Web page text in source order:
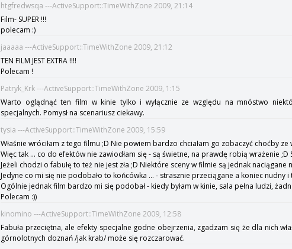
htgfredwsqa ---ActiveSupport::TimeWithZone 2009, 21:14
Film- SUPER !!!
polecam :)
jaaaaa ---ActiveSupport::TimeWithZone 2009, 21:12
TEN FILM JEST EXTRA !!!!
Polecam !
Patryk_Krk ---ActiveSupport::TimeWithZone 2009, 1:15
Warto oglądnąć ten film w kinie tylko i wyłącznie ze względu na mnóstwo
specjalnych. Pomysł na scenariusz ciekawy.
tysia ---ActiveSupport::TimeWithZone 2009, 15:59
Właśnie wróciłam z tego filmu ;D Nie powiem bardzo chciałam go zobaczyć choćby
Więc tak ... co do efektów nie zawiodłam się - są świetne, na prawdę robią wrażenie ;D
Jeżeli chodzi o fabułę to też nie jest zła ;D Niektóre sceny w filmie są jednak
Jedyne co mi się nie podobało to końcówka ... - strasznie przeciągane a koniec nudny
Ogólnie jednak film bardzo mi się podobał - kiedy byłam w kinie, sala pełna ludzi,
Polecam :))
kinomino ---ActiveSupport::TimeWithZone 2009, 12:58
Fabuła przeciętna, ale efekty specjalne godne obejrzenia, zgadzam się że dla nich
górnolotnych doznań /jak krab/ może się rozczarować.